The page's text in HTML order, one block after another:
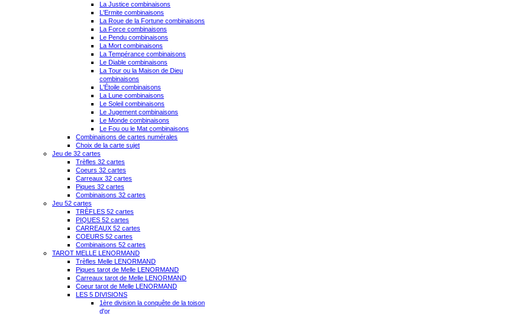
La Justice combinaisons
L'Ermite combinaisons
La Roue de la Fortune combinaisons
La Force combinaisons
Le Pendu combinaisons
La Mort combinaisons
La Tempérance combinaisons
Le Diable combinaisons
La Tour ou la Maison de Dieu
combinaisons
L'Étoile combinaisons
La Lune combinaisons
Le Soleil combinaisons
Le Jugement combinaisons
Le Monde combinaisons
Le Fou ou le Mat combinaisons
Combinaisons de cartes numérales
Choix de la carte sujet
Jeu de 32 cartes
Trèfles 32 cartes
Coeurs 32 cartes
Carreaux 32 cartes
Piques 32 cartes
Combinaisons 32 cartes
Jeu 52 cartes
TRÈFLES 52 cartes
PIQUES 52 cartes
CARREAUX 52 cartes
COEURS 52 cartes
Combinaisons 52 cartes
TAROT MELLE LENORMAND
Trèfles Melle LENORMAND
Piques tarot de Melle LENORMAND
Carreaux tarot de Melle LENORMAND
Coeur tarot de Melle LENORMAND
LES 5 DIVISIONS
1ère division la conquête de la toison
d'or